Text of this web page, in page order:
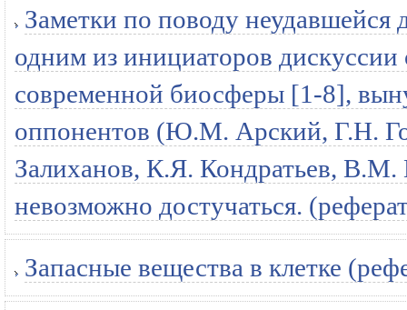
Заметки по поводу неудавшейся
одним из инициаторов
современной биосферы [1-8],
оппонентов (Ю.М. Арский, Г.Н.
Залиханов, К.Я. Кондратьев, В.М.
невозможно достучаться.
Запасные вещества в клетке